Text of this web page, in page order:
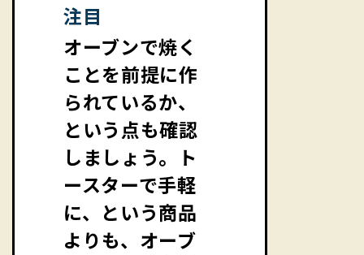
注目
オーブンで焼く
ことを前提に作
られているか、
という点も確認
しましょう。ト
ースターで手軽
に、という商品
よりも、オーブ